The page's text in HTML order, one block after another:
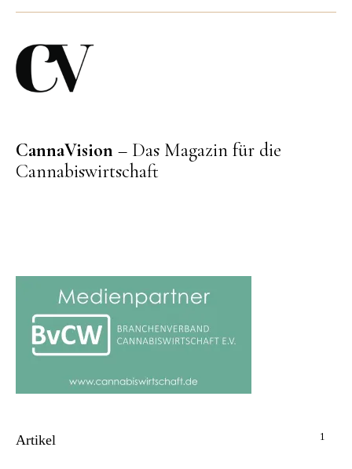
CannaVision – Das Magazin für die
Cannabiswirtschaft
Artikel 1